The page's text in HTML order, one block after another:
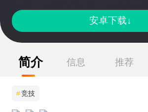
安卓下载↓
简介 信息 推荐
#竞技